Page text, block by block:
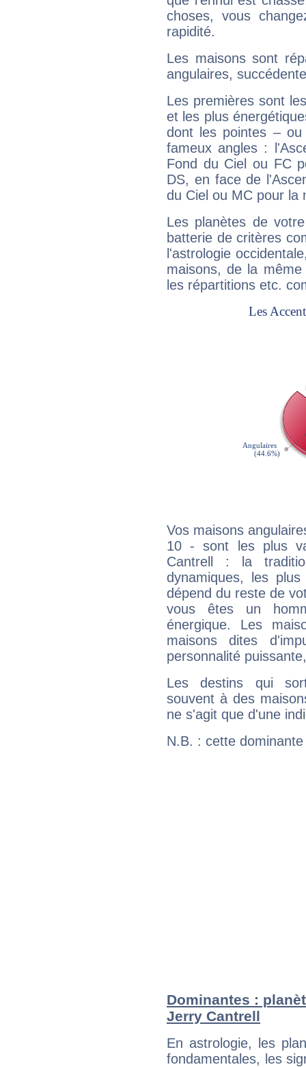
choses, vous
rapidité.
Les maisons sont
angulaires,
Les premières sont
et les plus
dont les pointes –
fameux angles :
Fond du Ciel ou FC
DS, en face de
du Ciel ou MC pour la
Les planètes de
batterie de critères
l'astrologie
maisons, de la
les répartitions etc.
Vos maisons
10 - sont les plus
Cantrell : la
dynamiques, les
dépend du reste de
vous êtes un
énergique. Les
maisons dites
personnalité
Les destins qui
souvent à des
ne s'agit que d'une
N.B. : cette
Dominantes :
Jerry Cantrell
En astrologie, les
fondamentales, les